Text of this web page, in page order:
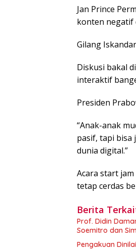
Jan Prince
konten negatif
Gilang
Diskusi bakal
interaktif
Presiden
“Anak-anak
pasif, tapi bisa
dunia digital.”
Acara start
tetap cerdas
Berita
Prof. Didin
Soemitro dan
Pengakuan